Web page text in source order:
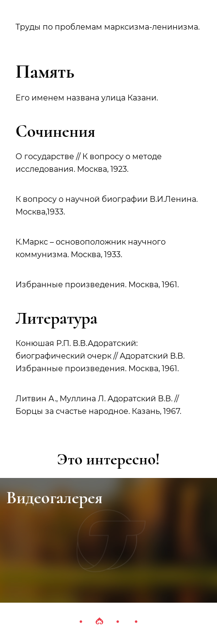
Труды по проблемам марксизма-ленинизма.
Память
Его именем названа улица Казани.
Сочинения
О государстве // К вопросу о методе
исследования. Москва, 1923.
К вопросу о научной биографии В.И.Ленина.
Москва,1933.
К.Маркс – основоположник научного
коммунизма. Москва, 1933.
Избранные произведения. Москва, 1961.
Литература
Конюшая Р.П. В.В.Адоратский:
биографический очерк // Адоратский В.В.
Избранные произведения. Москва, 1961.
Литвин А., Муллина Л. Адоратский В.В. //
Борцы за счастье народное. Казань, 1967.
Это интересно!
Видеогалерея